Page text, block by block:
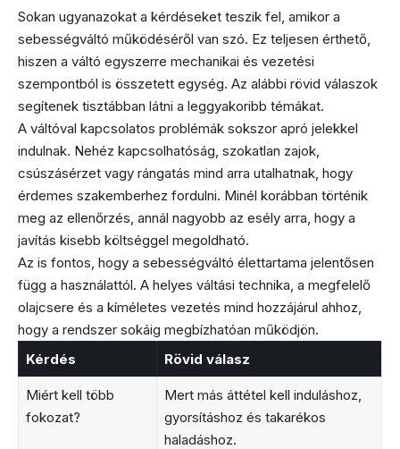
Sokan ugyanazokat a kérdéseket teszik fel, amikor a
sebességváltó működéséről van szó. Ez teljesen érthető,
hiszen a váltó egyszerre mechanikai és vezetési
szempontból is összetett egység. Az alábbi rövid válaszok
segítenek tisztábban látni a leggyakoribb témákat.
A váltóval kapcsolatos problémák sokszor apró jelekkel
indulnak. Nehéz kapcsolhatóság, szokatlan zajok,
csúszásérzet vagy rángatás mind arra utalhatnak, hogy
érdemes szakemberhez fordulni. Minél korábban történik
meg az ellenőrzés, annál nagyobb az esély arra, hogy a
javítás kisebb költséggel megoldható.
Az is fontos, hogy a sebességváltó élettartama jelentősen
függ a használattól. A helyes váltási technika, a megfelelő
olajcsere és a kíméletes vezetés mind hozzájárul ahhoz,
hogy a rendszer sokáig megbízhatóan működjön.
Kérdés
Rövid válasz
Miért kell több
fokozat?
Mert más áttétel kell induláshoz,
gyorsításhoz és takarékos
haladáshoz.